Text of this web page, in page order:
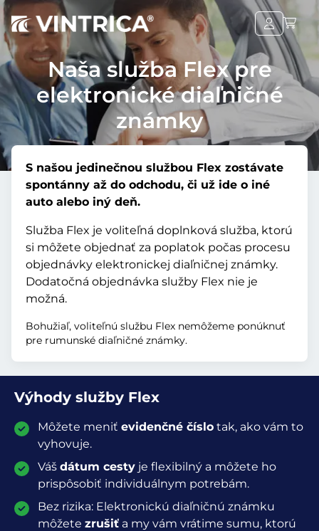
Naša služba Flex pre
elektronické diaľničné
známky
S našou jedinečnou službou Flex zostávate
spontánny až do odchodu, či už ide o iné
auto alebo iný deň.
Služba Flex je voliteľná doplnková služba, ktorú
si môžete objednať za poplatok počas procesu
objednávky elektronickej diaľničnej známky.
Dodatočná objednávka služby Flex nie je
možná.
Bohužiaľ, voliteľnú službu Flex nemôžeme ponúknuť
pre rumunské diaľničné známky.
Výhody služby Flex
Môžete meniť evidenčné číslotak, ako vám to
vyhovuje.
Váš dátum cestyje flexibilný a môžete ho
prispôsobiť individuálnym potrebám.
Bez rizika: Elektronickú diaľničnú známku
môžete zrušiťa my vám vrátime sumu, ktorú